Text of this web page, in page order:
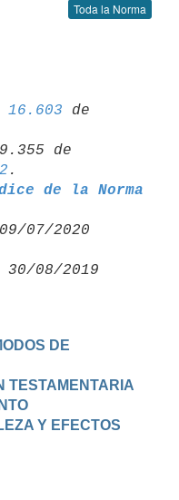
Toda la Norma
16.603 de
de
de la Norma
07/2020
DE
TESTAMENTARIA
Y EFECTOS